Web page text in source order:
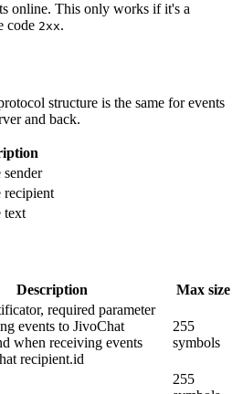
online. This only works if it's a
code 2xx.
structure is the same for events
and back.
sender
recipient
text
Description Max size
required parameter
events to JivoChat
when receiving events
recipient.id
255
symbols
255